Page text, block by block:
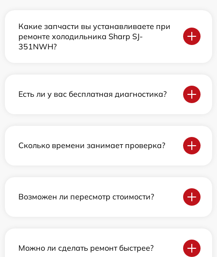
Какие запчасти вы устанавливаете при
ремонте холодильника Sharp SJ-
351NWH?
Есть ли у вас бесплатная диагностика?
Сколько времени занимает проверка?
Возможен ли пересмотр стоимости?
Можно ли сделать ремонт быстрее?